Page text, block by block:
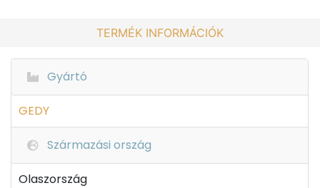
TERMÉK INFORMÁCIÓK
Gyártó
GEDY
Származási ország
Olaszország